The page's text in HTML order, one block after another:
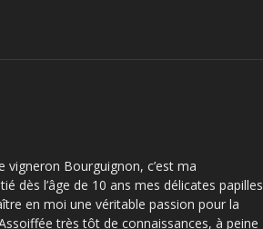
vigneron Bourguignon, c’est ma
dès l’âge de 10 ans mes délicates papilles
en moi une véritable passion pour la
très tôt de connaissances, à peine